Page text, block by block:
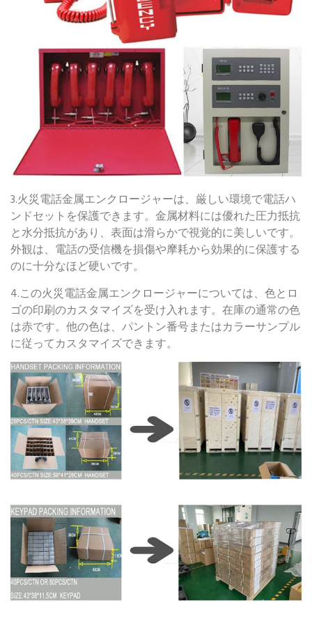
3.火災電話金属エンクロージャーは、厳しい環境で電話ハ
ンドセットを保護できます。金属材料には優れた圧力抵抗
と水分抵抗があり、表面は滑らかで視覚的に美しいです。
外観は、電話の受信機を損傷や摩耗から効果的に保護する
のに十分なほど硬いです。
4.この火災電話金属エンクロージャーについては、色とロ
ゴの印刷のカスタマイズを受け入れます。在庫の通常の色
は赤です。他の色は、パントン番号またはカラーサンプル
に従ってカスタマイズできます。